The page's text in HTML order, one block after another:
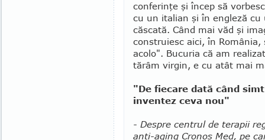
conferinţe şi încep să
cu un italian şi în engleză
căscată. Când mai văd şi
construiesc aici, în
acolo". Bucuria că am
tărâm virgin, e cu atât mai
"De fiecare dată când
inventez ceva nou"
- Despre centrul de terapii
anti-aging Cronos Med, pe